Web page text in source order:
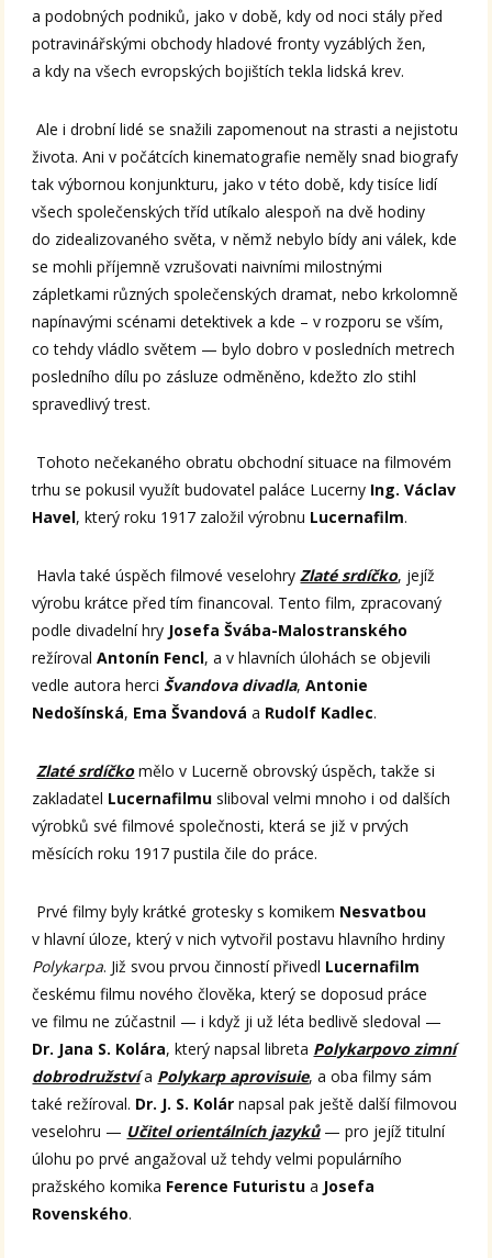
a podobných podniků, jako v době, kdy od noci stály před
potravinářskými obchody hladové fronty vyzáblých žen,
a kdy na všech evropských bojištích tekla lidská krev.
Ale i drobní lidé se snažili zapomenout na strasti a nejistotu
života. Ani v počátcích kinematografie neměly snad biografy
tak výbornou konjunkturu, jako v této době, kdy tisíce lidí
všech společenských tříd utíkalo alespoň na dvě hodiny
do zidealizovaného světa, v němž nebylo bídy ani válek, kde
se mohli příjemně vzrušovati naivními milostnými
zápletkami různých společenských dramat, nebo krkolomně
napínavými scénami detektivek a kde – v rozporu se vším,
co tehdy vládlo světem — bylo dobro v posledních metrech
posledního dílu po zásluze odměněno, kdežto zlo stihl
spravedlivý trest.
Tohoto nečekaného obratu obchodní situace na filmovém
trhu se pokusil využít budovatel paláce Lucerny Ing. Václav
Havel, který roku 1917 založil výrobnu Lucernafilm.
Havla také úspěch filmové veselohryZlaté srdíčko, jejíž
výrobu krátce před tím financoval. Tento film, zpracovaný
podle divadelní hry Josefa Švába-Malostranského
režírovalAntonín Fencl, a v hlavních úlohách se objevili
vedle autora herci Švandova divadla,Antonie
Nedošínská, Ema Švandová a Rudolf Kadlec.
Zlaté srdíčkomělo v Lucerně obrovský úspěch, takže si
zakladatel Lucernafilmusliboval velmi mnoho i od dalších
výrobků své filmové společnosti, která se již v prvých
měsících roku 1917 pustila čile do práce.
Prvé filmy byly krátké grotesky s komikem Nesvatbou
v hlavní úloze, který v nich vytvořil postavu hlavního hrdiny
Polykarpa. Již svou prvou činností přivedl Lucernafilm
českému filmu nového člověka, který se doposud práce
ve filmu ne zúčastnil — i když ji už léta bedlivě sledoval —
Dr. Jana S. Kolára, který napsal libreta Polykarpovo zimní
dobrodružstvía Polykarp aprovisuie, a oba filmy sám
také režíroval. Dr. J. S. Kolár napsal pak ještě další filmovou
veselohru — Učitel orientálních jazyků— pro jejíž titulní
úlohu po prvé angažoval už tehdy velmi populárního
pražského komika Ference Futuristu a Josefa
Rovenského.